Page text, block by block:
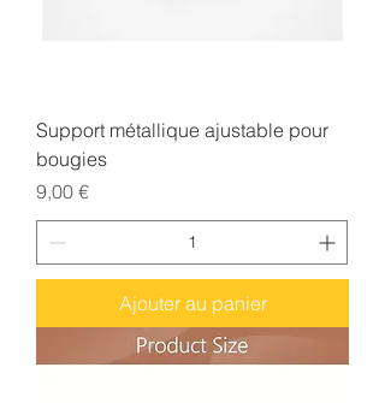
Support métallique ajustable pour
bougies
Prix
9,00 €
Ajouter au panier